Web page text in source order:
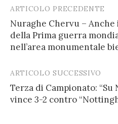
Post
navigation
ARTICOLO PRECEDENTE
Nuraghe Chervu –
della Prima guerra
nell’area monumentale
ARTICOLO SUCCESSIVO
Terza di Campionato: “Su
vince 3-2 contro